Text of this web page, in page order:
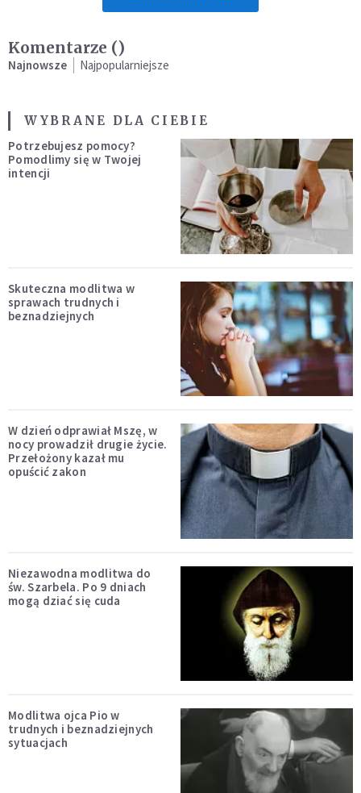
Komentarze ()
Najnowsze Najpopularniejsze
WYBRANE DLA CIEBIE
Potrzebujesz pomocy?
Pomodlimy się w Twojej
intencji
Skuteczna modlitwa w
sprawach trudnych i
beznadziejnych
W dzień odprawiał Mszę, w
nocy prowadził drugie życie.
Przełożony kazał mu
opuścić zakon
Niezawodna modlitwa do
św. Szarbela. Po 9 dniach
mogą dziać się cuda
Modlitwa ojca Pio w
trudnych i beznadziejnych
sytuacjach